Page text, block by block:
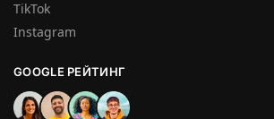
TikTok
Instagram
GOOGLE РЕЙТИНГ